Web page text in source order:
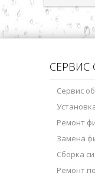
Сервис
Ремонт
Замена
Сборка
Ремонт